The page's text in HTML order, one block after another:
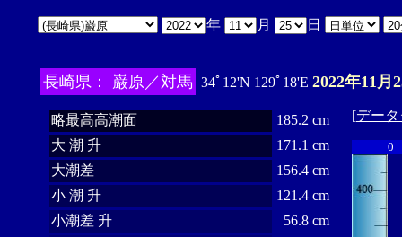
年 月 日
長崎県： 巌原／対馬 34ﾟ12'N 129ﾟ18'E 2022年11月
略最高高潮面
185.2 cm
大 潮 升
171.1 cm
大潮差
156.4 cm
小 潮 升
121.4 cm
小潮差 升
56.8 cm
[デー
0